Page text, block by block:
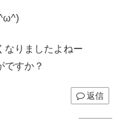
なりましたよねー
ですか？
返信